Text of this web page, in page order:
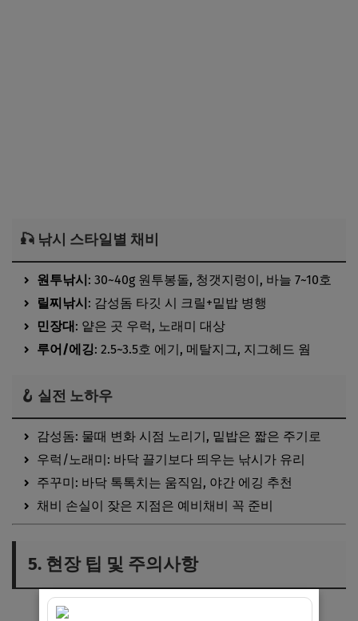
🎣 낚시 스타일별 채비
원투낚시: 30~40g 원투봉돌, 청갯지렁이, 바늘 7~10호
릴찌낚시: 감성돔 타깃 시 크릴+밑밥 병행
민장대: 얕은 곳 우럭, 노래미 대상
루어/에깅: 2.5~3.5호 에기, 메탈지그, 지그헤드 웜
🪝 실전 노하우
감성돔: 물때 변화 시점 노리기, 밑밥은 짧은 주기로
우럭/노래미: 바닥 끌기보다 띄우는 낚시가 유리
주꾸미: 바닥 톡톡치는 움직임, 야간 에깅 추천
채비 손실이 잦은 지점은 예비채비 꼭 준비
5. 현장 팁 및 주의사항